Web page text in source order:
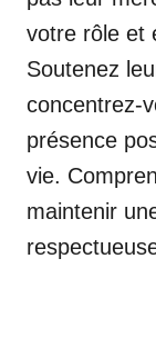
votre rôle et
Soutenez
concentrez-
présence
vie.
maintenir